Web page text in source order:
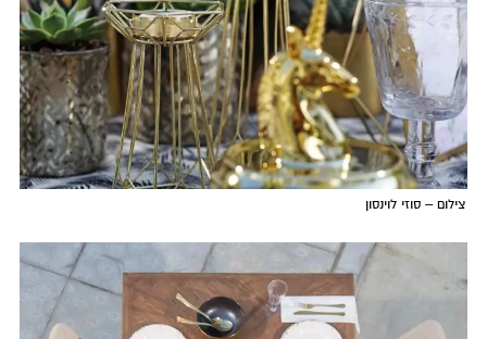
צילום – סוזי לוינסון